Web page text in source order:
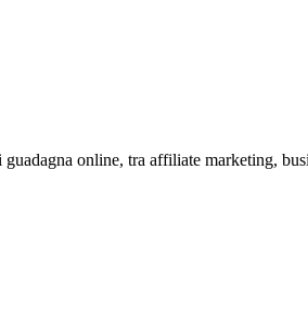
online, tra affiliate marketing,